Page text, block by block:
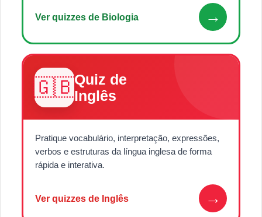
Ver quizzes de Biologia →
🇬🇧Quiz de
Inglês
Pratique vocabulário, interpretação, expressões,
verbos e estruturas da língua inglesa de forma
rápida e interativa.
Ver quizzes de Inglês →